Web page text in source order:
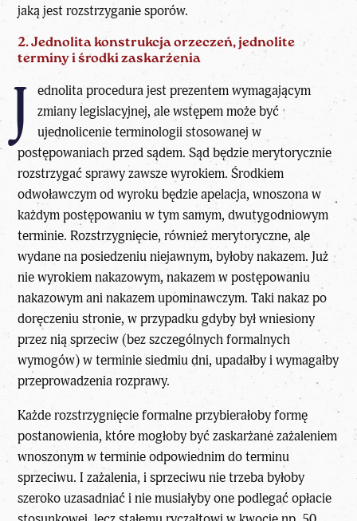
jaką jest rozstrzyganie sporów.
2. Jednolita konstrukcja orzeczeń, jednolite
terminy i środki zaskarżenia
J
ednolita procedura jest prezentem wymagającym
zmiany legislacyjnej, ale wstępem może być
ujednolicenie terminologii stosowanej w
postępowaniach przed sądem. Sąd będzie merytorycznie
rozstrzygać sprawy zawsze wyrokiem. Środkiem
odwoławczym od wyroku będzie apelacja, wnoszona w
każdym postępowaniu w tym samym, dwutygodniowym
terminie. Rozstrzygnięcie, również merytoryczne, ale
wydane na posiedzeniu niejawnym, byłoby nakazem. Już
nie wyrokiem nakazowym, nakazem w postępowaniu
nakazowym ani nakazem upominawczym. Taki nakaz po
doręczeniu stronie, w przypadku gdyby był wniesiony
przez nią sprzeciw (bez szczególnych formalnych
wymogów) w terminie siedmiu dni, upadałby i wymagałby
przeprowadzenia rozprawy.
Każde rozstrzygnięcie formalne przybierałoby formę
postanowienia, które mogłoby być zaskarżane zażaleniem
wnoszonym w terminie odpowiednim do terminu
sprzeciwu. I zażalenia, i sprzeciwu nie trzeba byłoby
szeroko uzasadniać i nie musiałyby one podlegać opłacie